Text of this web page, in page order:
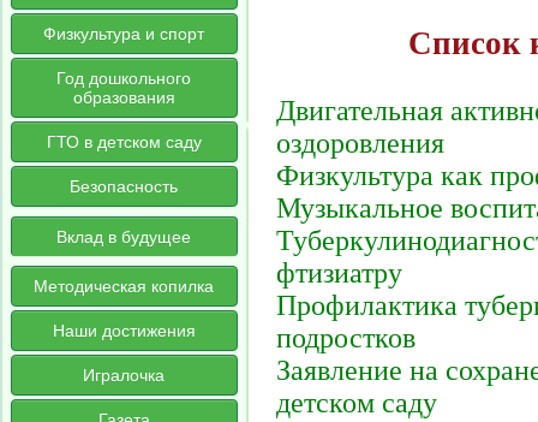
Физкультура и спорт
Год дошкольного
образования
ГТО в детском саду
Безопасность
Вклад в будущее
Методическая копилка
Наши достижения
Игралочка
Список
Двигательная
оздоровления
Физкультура как
Музыкальное
фтизиатру
Профилактика
подростков
Заявление на
детском саду